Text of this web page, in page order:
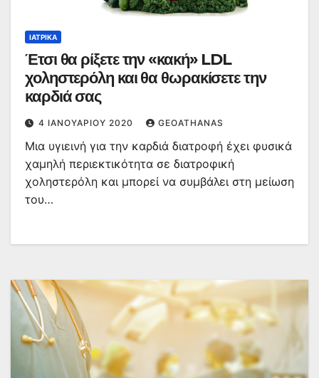
ΙΑΤΡΙΚΆ
Έτσι θα ρίξετε την «κακή» LDL
χοληστερόλη και θα θωρακίσετε την
καρδιά σας
4 ΙΑΝΟΥΑΡΊΟΥ 2020 GEOATHANAS
Μια υγιεινή για την καρδιά διατροφή έχει φυσικά
χαμηλή περιεκτικότητα σε διατροφική
χοληστερόλη και μπορεί να συμβάλει στη μείωση
του…